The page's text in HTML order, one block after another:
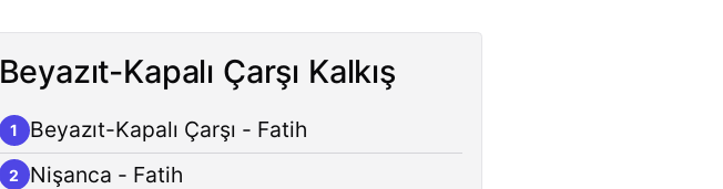
Beyazıt-Kapalı Çarşı Kalkış
1 Beyazıt-Kapalı Çarşı - Fatih
2 Nişanca - Fatih